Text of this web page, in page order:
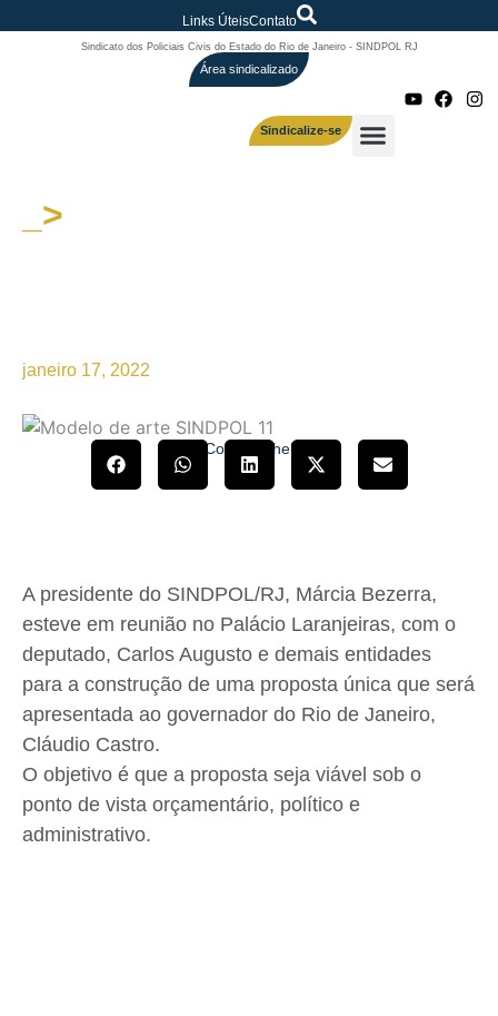
Links ÚteisContato
Sindicato dos Policiais Civis do Estado do Rio de Janeiro - SINDPOL RJ
Área sindicalizado
Sindicalize-se
_>
janeiro 17, 2022
Compartilhe!
A presidente do SINDPOL/RJ, Márcia Bezerra,
esteve em reunião no Palácio Laranjeiras, com o
deputado, Carlos Augusto e demais entidades
para a construção de uma proposta única que será
apresentada ao governador do Rio de Janeiro,
Cláudio Castro.
O objetivo é que a proposta seja viável sob o
ponto de vista orçamentário, político e
administrativo.